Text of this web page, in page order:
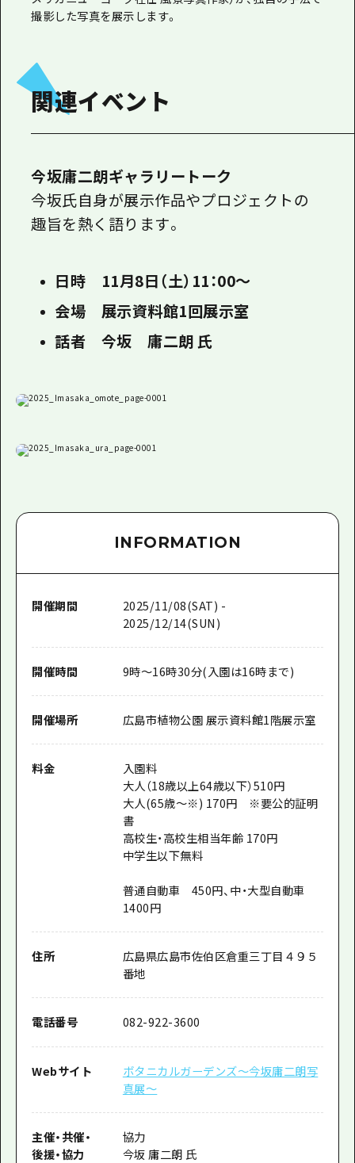
撮影した写真を展示します。
関連イベント
今坂庸二朗ギャラリートーク
今坂氏自身が展示作品やプロジェクトの
趣旨を熱く語ります。
日時 11月8日（土）11：00～
会場 展示資料館1回展示室
話者 今坂 庸二朗 氏
INFORMATION
開催期間
2025/11/08(SAT) -
2025/12/14(SUN)
開催時間 9時～16時30分(入園は16時まで)
開催場所 広島市植物公園 展示資料館1階展示室
料金
入園料
大人（18歳以上64歳以下）510円
大人(65歳～※) 170円 ※要公的証明
書
高校生・高校生相当年齢 170円
中学生以下無料
普通自動車 450円、中・大型自動車
1400円
住所
広島県広島市佐伯区倉重三丁目４９５
番地
電話番号 082-922-3600
Webサイト
ボタニカルガーデンズ～今坂庸二朗写
真展～
主催・共催・
後援・協力
協力
今坂 庸二朗 氏